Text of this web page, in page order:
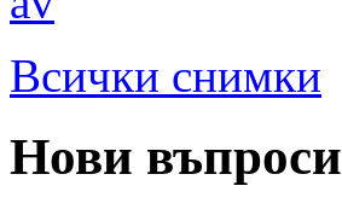
Всички снимки
Нови въпроси